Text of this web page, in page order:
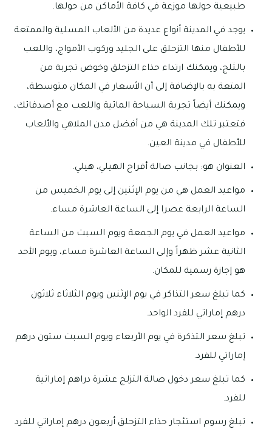
طبيعية حولها موزعة في كافة الأماكن من حولها.
يوجد في المدينة أنواع عديدة من الألعاب المسلية والممتعة
للأطفال منها التزحلق على الجليد وركوب الأمواج، واللعب
بالثلج، ويمكنك ارتداء حذاء التزحلق وخوض تجربة من
المتعة به بالإضافة إلى أن الأسعار في المكان متوسطة،
ويمكنك أيضاً تجربة السباحة المائية واللعب مع أصدقائك،
فتعتبر تلك المدينة هي من أفضل مدن الملاهي والألعاب
للأطفال في مدينة العين.
العنوان هو: بجانب صالة أفراح الهيلي، هيلي.
مواعيد العمل هي من يوم الإثنين إلى يوم الخميس من
الساعة الرابعة عصرا إلى الساعة العاشرة مساء.
مواعيد العمل في يوم الجمعة ويوم السبت من الساعة
الثانية عشر ظهراً وإلى الساعة العاشرة مساء، ويوم الأحد
هو إجازة رسمية للمكان.
كما تبلغ سعر التذاكر في يوم الإثنين ويوم الثلاثاء ثلاثون
درهم إماراتي للفرد الواحد.
تبلغ سعر التذكرة في يوم الأربعاء ويوم السبت ستون درهم
إماراتي للفرد.
كما تبلغ سعر دخول صالة التزلج عشرة دراهم إماراتية
للفرد.
تبلغ رسوم استئجار حذاء التزحلق أربعون درهم إماراتي للفرد